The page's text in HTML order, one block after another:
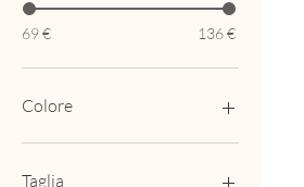
69 € 136 €
Colore
Taglia